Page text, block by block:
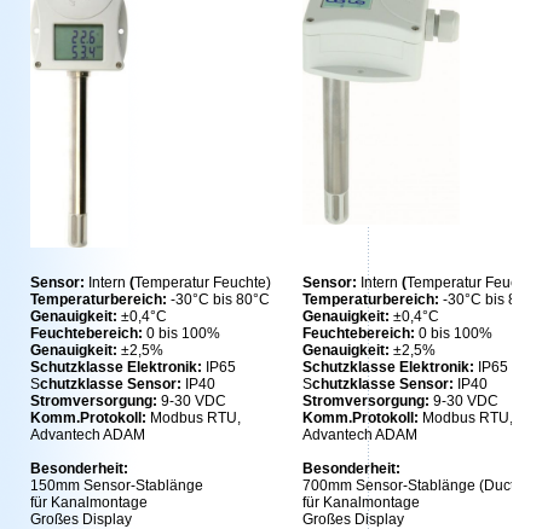
Sensor: Intern (Temperatur Feuchte)
Temperaturbereich: -30°C bis 80°C
Genauigkeit: ±0,4°C
Feuchtebereich: 0 bis 100%
Genauigkeit: ±2,5%
Schutzklasse Elektronik: IP65
Schutzklasse Sensor: IP40
Stromversorgung: 9-30 VDC
Komm.Protokoll: Modbus RTU,
Advantech ADAM
Besonderheit:
150mm Sensor-Stablänge
für Kanalmontage
Großes Display
Sensor: Intern (Temperatur Feuchte)
Temperaturbereich: -30°C bis 80°C
Genauigkeit: ±0,4°C
Feuchtebereich: 0 bis 100%
Genauigkeit: ±2,5%
Schutzklasse Elektronik: IP65
Schutzklasse Sensor: IP40
Stromversorgung: 9-30 VDC
Komm.Protokoll: Modbus RTU,
Advantech ADAM
Besonderheit:
700mm Sensor-Stablänge (Duct
für Kanalmontage
Großes Display